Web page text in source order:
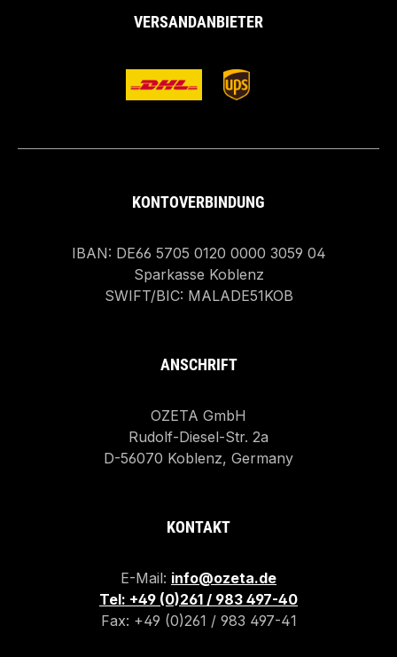
VERSANDANBIETER
KONTOVERBINDUNG
IBAN: DE66 5705 0120 0000 3059 04
Sparkasse Koblenz
SWIFT/BIC: MALADE51KOB
ANSCHRIFT
OZETA GmbH
Rudolf-Diesel-Str. 2a
D-56070 Koblenz, Germany
KONTAKT
E-Mail: info@ozeta.de
Tel: +49 (0)261 / 983 497-40
Fax: +49 (0)261 / 983 497-41